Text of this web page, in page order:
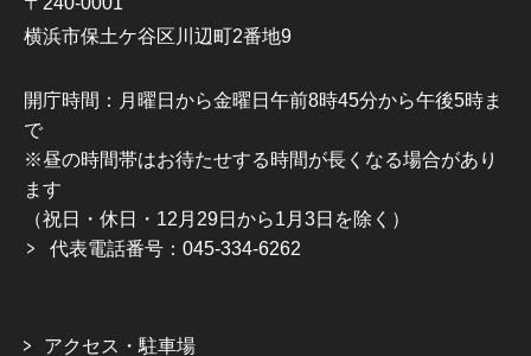
横浜市保土ケ谷区川辺町2番地9
開庁時間：月曜日から金曜日午前8時45分から午後5時ま
で
※昼の時間帯はお待たせする時間が長くなる場合があり
ます
（祝日・休日・12月29日から1月3日を除く）
代表電話番号：045-334-6262
アクセス・駐車場